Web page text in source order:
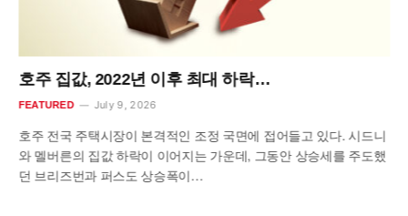
호주 집값, 2022년 이후 최대 하락…
FEATURED July 9, 2026
호주 전국 주택시장이 본격적인 조정 국면에 접어들고 있다. 시드니
와 멜버른의 집값 하락이 이어지는 가운데, 그동안 상승세를 주도했
던 브리즈번과 퍼스도 상승폭이…